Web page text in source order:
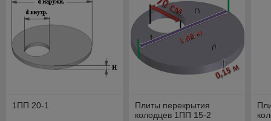
1ПП 20-1
Плиты перекрытия
колодцев 1ПП 15-2